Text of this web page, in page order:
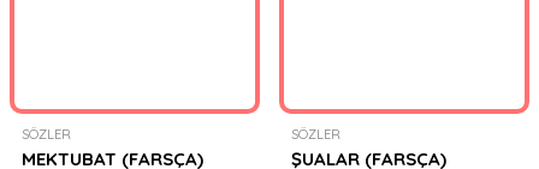
SÖZLER
MEKTUBAT (FARSÇA)
SÖZLER
ŞUALAR (FARSÇA)